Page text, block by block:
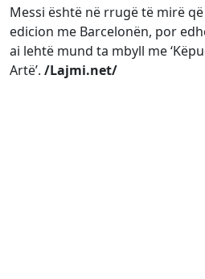
Messi është në rrugë të mirë
edicion me Barcelonën, por
ai lehtë mund ta mbyll me
Artë’. /Lajmi.net/